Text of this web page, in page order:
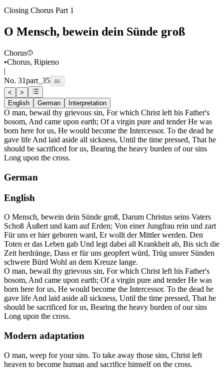
Closing Chorus Part 1
O Mensch, bewein dein Sünde groß
Chorus
•Chorus, Ripieno
|
No. 31part_35 👥
<
>
English
German Interpretation
O man, bewail thy grievous sin, For which Christ left his Father's
bosom, And came upon earth; Of a virgin pure and tender He was
born here for us, He would become the Intercessor. To the dead he
gave life And laid aside all sickness, Until the time pressed, That he
should be sacrificed for us, Bearing the heavy burden of our sins
Long upon the cross.
German
English
O Mensch, bewein dein Sünde groß, Darum Christus seins Vaters
Schoß Äußert und kam auf Erden; Von einer Jungfrau rein und zart
Für uns er hier geboren ward, Er wollt der Mittler werden. Den
Toten er das Leben gab Und legt dabei all Krankheit ab, Bis sich die
Zeit herdränge, Dass er für uns geopfert würd, Trüg unsrer Sünden
schwere Bürd Wohl an dem Kreuze lange.
O man, bewail thy grievous sin, For which Christ left his Father's
bosom, And came upon earth; Of a virgin pure and tender He was
born here for us, He would become the Intercessor. To the dead he
gave life And laid aside all sickness, Until the time pressed, That he
should be sacrificed for us, Bearing the heavy burden of our sins
Long upon the cross.
Modern adaptation
O man, weep for your sins. To take away those sins, Christ left
heaven to become human and sacrifice himself on the cross.